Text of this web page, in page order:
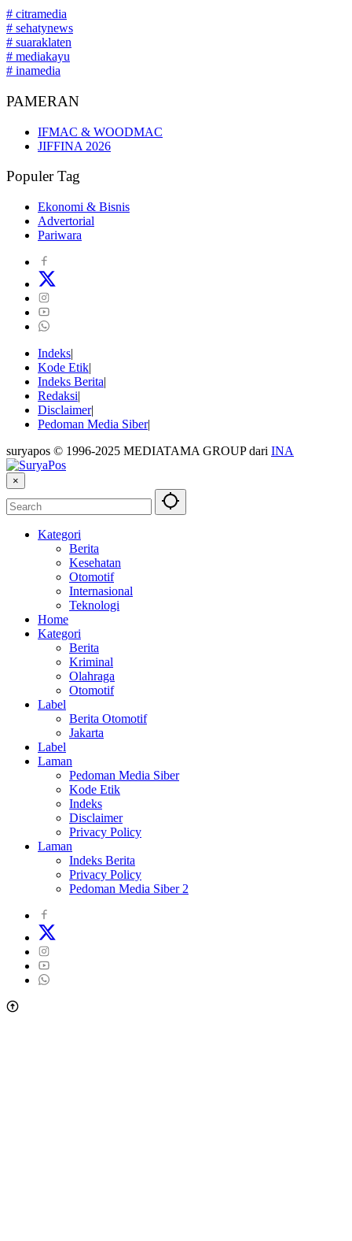
# citramedia
# sehatynews
# suaraklaten
# mediakayu
# inamedia
PAMERAN
IFMAC & WOODMAC
JIFFINA 2026
Populer Tag
Ekonomi & Bisnis
Advertorial
Pariwara
Indeks
Kode Etik
Indeks Berita
Redaksi
Disclaimer
Pedoman Media Siber
suryapos © 1996-2025 MEDIATAMA GROUP dari INA
×
Kategori
Berita
Kesehatan
Otomotif
Internasional
Teknologi
Home
Kategori
Berita
Kriminal
Olahraga
Otomotif
Label
Berita Otomotif
Jakarta
Label
Laman
Pedoman Media Siber
Kode Etik
Indeks
Disclaimer
Privacy Policy
Laman
Indeks Berita
Privacy Policy
Pedoman Media Siber 2